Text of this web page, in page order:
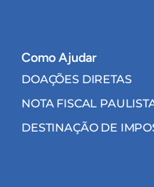
Como Ajudar
DOAÇÕES DIRETAS
NOTA FISCAL
DESTINAÇÃO DE